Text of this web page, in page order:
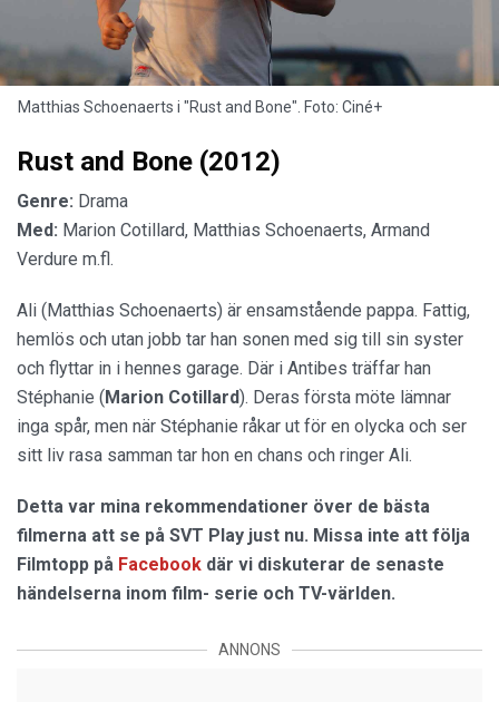
Matthias Schoenaerts i "Rust and Bone". Foto: Ciné+
Rust and Bone (2012)
Genre: Drama
Med: Marion Cotillard, Matthias Schoenaerts, Armand
Verdure m.fl.
Ali (Matthias Schoenaerts) är ensamstående pappa. Fattig,
hemlös och utan jobb tar han sonen med sig till sin syster
och flyttar in i hennes garage. Där i Antibes träffar han
Stéphanie ( Marion Cotillard). Deras första möte lämnar
inga spår, men när Stéphanie råkar ut för en olycka och ser
sitt liv rasa samman tar hon en chans och ringer Ali.
Detta var mina rekommendationer över de bästa
filmerna att se på SVT Play just nu. Missa inte att följa
Filmtopp på Facebook där vi diskuterar de senaste
händelserna inom film- serie och TV-världen.
ANNONS